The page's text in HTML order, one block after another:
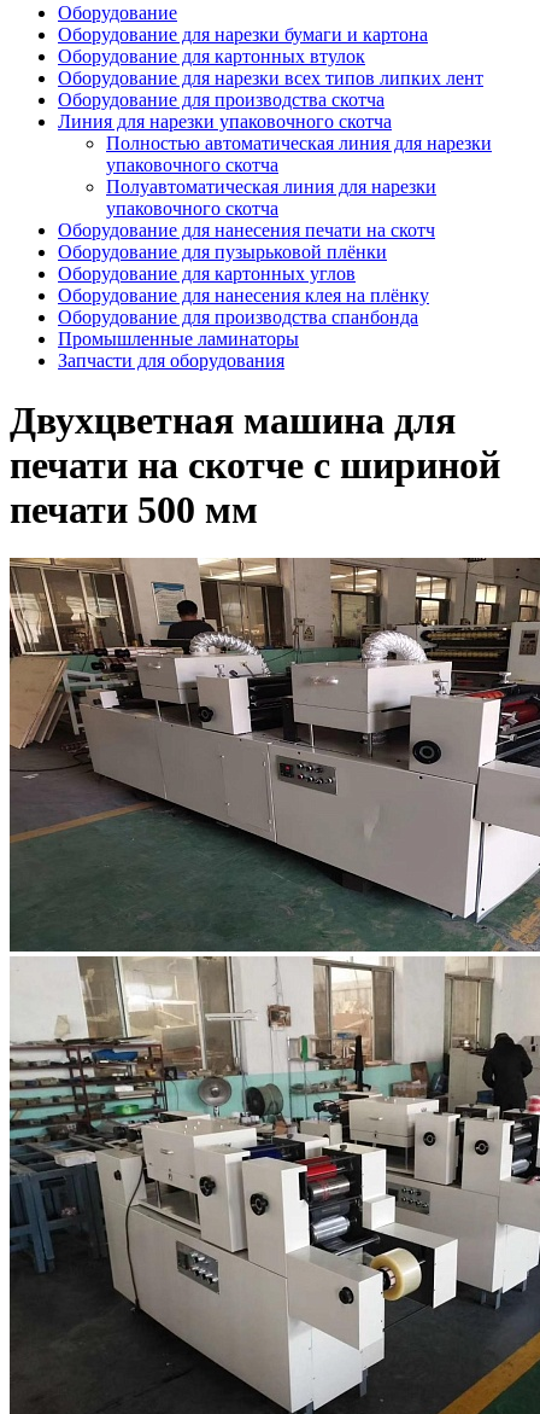
Оборудование
Оборудование для нарезки бумаги и картона
Оборудование для картонных втулок
Оборудование для нарезки всех типов липких лент
Оборудование для производства скотча
Линия для нарезки упаковочного скотча
Полностью автоматическая линия для нарезки
упаковочного скотча
Полуавтоматическая линия для нарезки
упаковочного скотча
Оборудование для нанесения печати на скотч
Оборудование для пузырьковой плёнки
Оборудование для картонных углов
Оборудование для нанесения клея на плёнку
Оборудование для производства спанбонда
Промышленные ламинаторы
Запчасти для оборудования
Двухцветная машина для
печати на скотче с шириной
печати 500 мм